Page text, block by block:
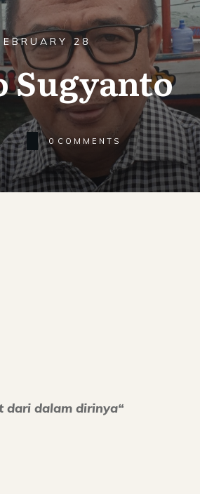
28
Sugyanto
0 COMMENTS
dari dalam dirinya“